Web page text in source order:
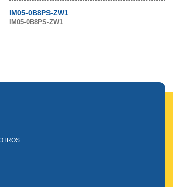
IM05-0B8PS-ZW1
IM05-0B8PS-ZW1